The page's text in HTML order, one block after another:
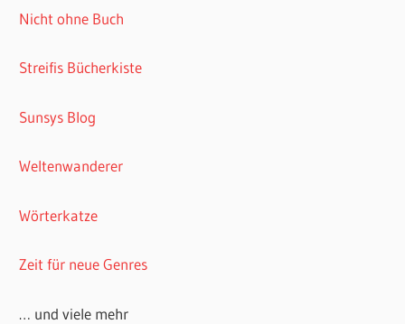
Nicht ohne Buch
Streifis Bücherkiste
Sunsys Blog
Weltenwanderer
Wörterkatze
Zeit für neue Genres
… und viele mehr